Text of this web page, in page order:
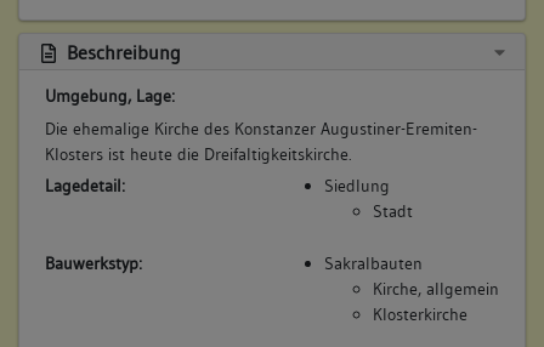
(1417 - 1418)
König Sigismund residiert während des Konstanzer Konzils im
Augustinerkloster; auf seine Kosten wird die
wiederhergestellte Kirche ausgemalt (a)
keine
Beschreibung
Umgebung, Lage:
Die ehemalige Kirche des Konstanzer Augustiner-Eremiten-
Klosters ist heute die Dreifaltigkeitskirche.
Lagedetail:
Siedlung
Stadt
Bauwerkstyp:
Sakralbauten
Kirche, allgemein
Klosterkirche